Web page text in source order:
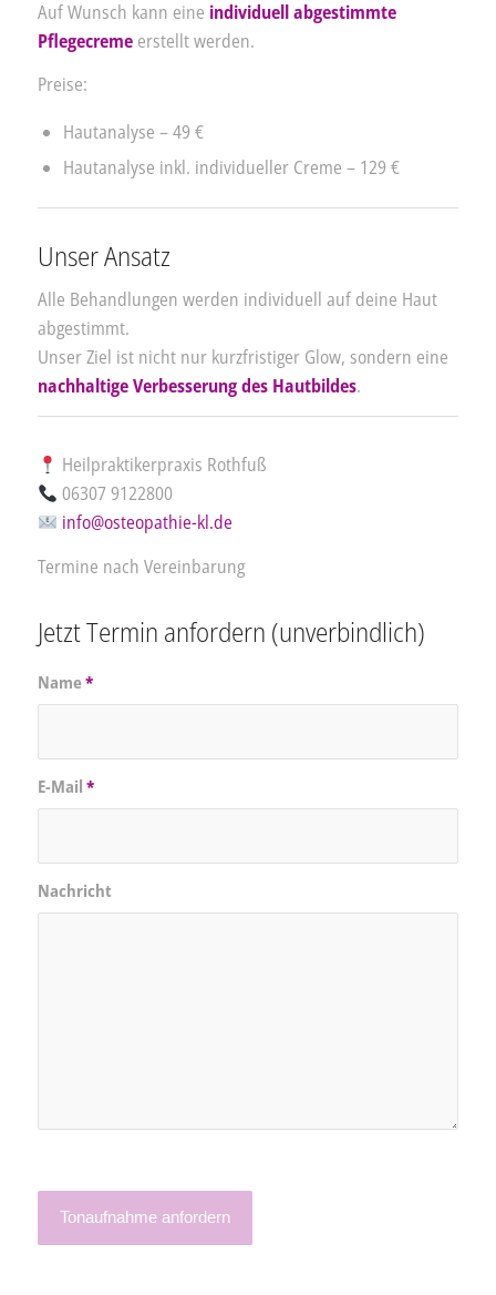
Auf Wunsch kann eine individuell abgestimmte
Pflegecremeerstellt werden.
Preise:
Hautanalyse – 49 €
Hautanalyse inkl. individueller Creme – 129 €
Unser Ansatz
Alle Behandlungen werden individuell auf deine Haut
abgestimmt.
Unser Ziel ist nicht nur kurzfristiger Glow, sondern eine
nachhaltige Verbesserung des Hautbildes.
Heilpraktikerpraxis Rothfuß
06307 9122800
info@osteopathie-kl.de
Termine nach Vereinbarung
Jetzt Termin anfordern (unverbindlich)
Name*
E-Mail *
Nachricht